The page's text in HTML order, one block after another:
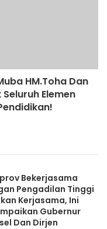
HM.Toha Dan
Elemen
Bekerjasama
Pengadilan Tinggi
Kerjasama, Ini
Gubernur
Dan Dirjen